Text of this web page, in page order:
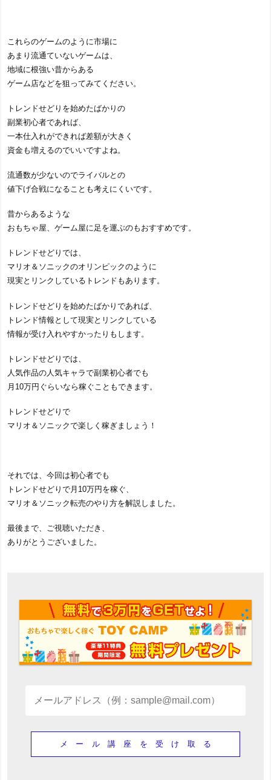
これらのゲームのように市場に
あまり流通ていないゲームは、
地域に根強い昔からある
ゲーム店などを狙ってみてください。
トレンドせどりを始めたばかりの
副業初心者であれば、
一本仕入れができれば差額が大きく
資金も増えるのでいいですよね。
流通数が少ないのでライバルとの
値下げ合戦になることも考えにくいです。
昔からあるような
おもちゃ屋、ゲーム屋に足を運ぶのもおすすめです。
トレンドせどりでは、
マリオ＆ソニックのオリンピックのように
現実とリンクしているトレンドもあります。
トレンドせどりを始めたばかりであれば、
トレンド情報として現実とリンクしている
情報が受け入れやすかったりもします。
トレンドせどりでは、
人気作品の人気キャラで副業初心者でも
月10万円ぐらいなら稼ぐこともできます。
トレンドせどりで
マリオ＆ソニックで楽しく稼ぎましょう！
それでは、今回は初心者でも
トレンドせどりで月10万円を稼ぐ、
マリオ＆ソニック転売のやり方を解説しました。
最後まで、ご視聴いただき、
ありがとうございました。